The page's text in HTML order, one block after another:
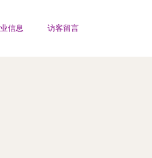
信息 访客留言